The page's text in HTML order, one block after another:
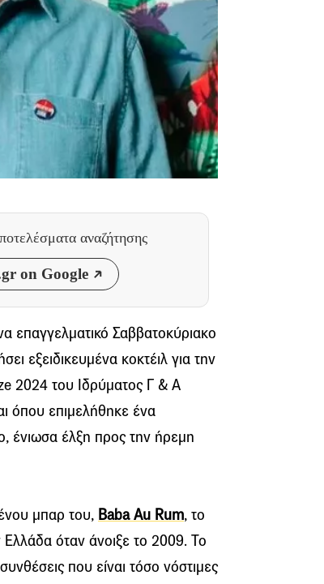
αναζήτησης
on Google
Σαββατοκύριακο
εξειδικευμένα κοκτέιλ για την
2024 του Ιδρύματος Γ & Α
όπου επιμελήθηκε ένα
ένιωσα έλξη προς την ήρεμη
μπαρ του, Baba Au Rum, το
όταν άνοιξε το 2009. Το
που είναι τόσο νόστιμες